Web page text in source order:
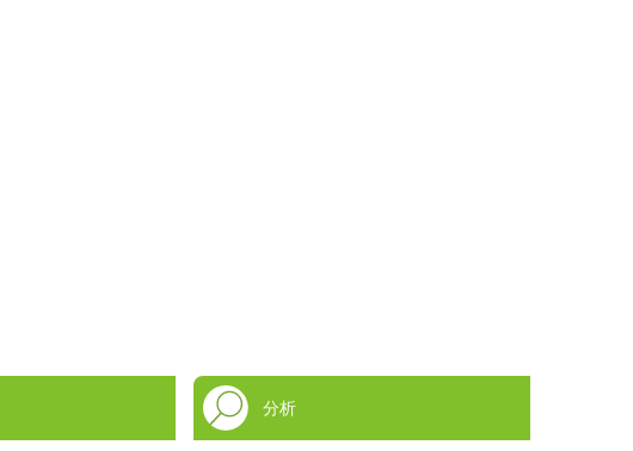
分析